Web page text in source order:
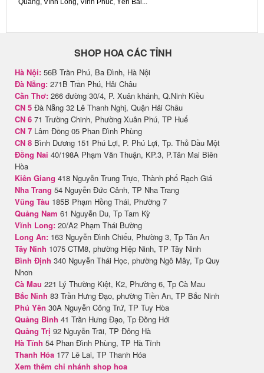
Quang, Vĩnh Long, Vĩnh Phúc, Yên Bái...
SHOP HOA CÁC TỈNH
Hà Nội: 56B Trần Phú, Ba Đình, Hà Nội
Đà Nẵng: 271B Trần Phú, Hải Châu
Cần Thơ: 266 đường 30/4, P. Xuân khánh, Q.Ninh Kiều
CN 5 Đà Nẵng 32 Lê Thanh Nghị, Quận Hải Châu
CN 6 71 Trường Chinh, Phường Xuân Phú, TP Huế
CN 7 Lâm Đồng 05 Phan Đình Phùng
CN 8 Bình Dương 151 Phú Lợi, P. Phú Lợi, Tp. Thủ Dầu Một
Đồng Nai 40/198A Phạm Văn Thuận, KP.3, P.Tân Mai Biên
Hòa
Kiên Giang 418 Nguyễn Trung Trực, Thành phố Rạch Giá
Nha Trang 54 Nguyễn Đức Cảnh, TP Nha Trang
Vũng Tàu 185B Phạm Hồng Thái, Phường 7
Quảng Nam 61 Nguyễn Du, Tp Tam Kỳ
Vĩnh Long: 20/A2 Phạm Thái Bường
Long An: 163 Nguyễn Đình Chiểu, Phường 3, Tp Tân An
Tây Ninh 1075 CTM8, phường Hiệp Ninh, TP Tây Ninh
Bình Định 340 Nguyễn Thái Học, phường Ngô Mây, Tp Quy
Nhơn
Cà Mau 221 Lý Thường Kiệt, K2, Phường 6, Tp Cà Mau
Bắc Ninh 83 Trần Hưng Đạo, phường Tiền An, TP Bắc Ninh
Phú Yên 30A Nguyễn Công Trứ, TP Tuy Hòa
Quảng Bình 41 Trần Hưng Đạo, Tp Đồng Hới
Quảng Trị 92 Nguyễn Trãi, TP Đông Hà
Hà Tĩnh 54 Phan Đình Phùng, TP Hà Tĩnh
Thanh Hóa 177 Lê Lai, TP Thanh Hóa
Xem thêm chi nhánh shop hoa